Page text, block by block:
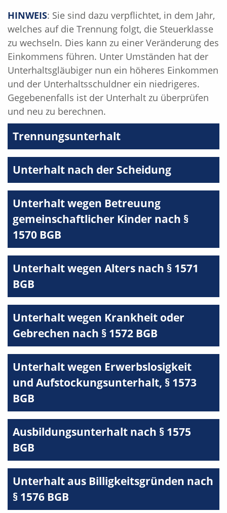
HINWEIS: Sie sind dazu verpflichtet, in dem Jahr,
welches auf die Trennung folgt, die Steuerklasse
zu wechseln. Dies kann zu einer Veränderung des
Einkommens führen. Unter Umständen hat der
Unterhaltsgläubiger nun ein höheres Einkommen
und der Unterhaltsschuldner ein niedrigeres.
Gegebenenfalls ist der Unterhalt zu überprüfen
und neu zu berechnen.
Trennungsunterhalt
Unterhalt nach der Scheidung
Unterhalt wegen Betreuung
gemeinschaftlicher Kinder nach §
1570 BGB
Unterhalt wegen Alters nach § 1571
BGB
Unterhalt wegen Krankheit oder
Gebrechen nach § 1572 BGB
Unterhalt wegen Erwerbslosigkeit
und Aufstockungsunterhalt, § 1573
BGB
Ausbildungsunterhalt nach § 1575
BGB
Unterhalt aus Billigkeitsgründen nach
§ 1576 BGB